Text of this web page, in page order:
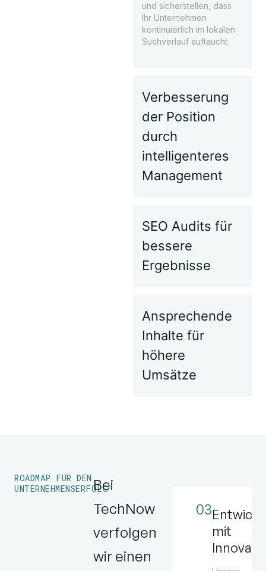
und sicherstellen, dass
Ihr Unternehmen
kontinuierlich im lokalen
Suchverlauf auftaucht.
Verbesserung
der Position
durch
intelligenteres
Management
SEO Audits für
bessere
Ergebnisse
Ansprechende
Inhalte für
höhere
Umsätze
ROADMAP FÜR DEN
UNTERNEHMENSERFOLG
Bei
TechNow
verfolgen
wir einen
02Gestaltung
und
Strategien
03
mit